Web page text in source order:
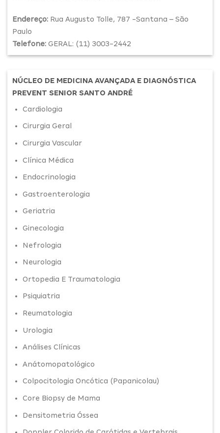
Endereço: Rua Augusto Tolle, 787 -Santana – São
Paulo
Telefone: GERAL: (11) 3003-2442
NÚCLEO DE MEDICINA AVANÇADA E DIAGNÓSTICA
PREVENT SENIOR SANTO ANDRÉ
Cardiologia
Cirurgia Geral
Cirurgia Vascular
Clínica Médica
Endocrinologia
Gastroenterologia
Geriatria
Ginecologia
Nefrologia
Neurologia
Ortopedia E Traumatologia
Psiquiatria
Reumatologia
Urologia
Análises Clínicas
Anátomopatológico
Colpocitologia Oncótica (Papanicolau)
Core Biopsy de Mama
Densitometria Óssea